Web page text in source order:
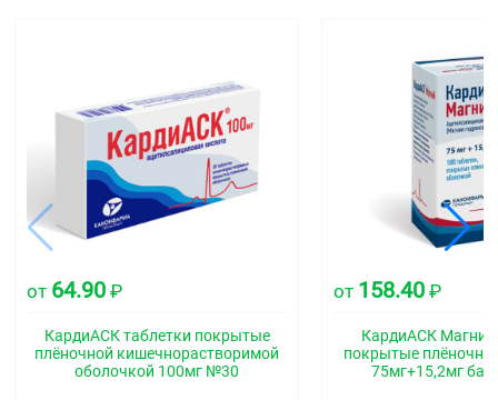
от 64.90 ₽
КардиАСК таблетки покрытые
плёночной кишечнорастворимой
оболочкой 100мг №30
от 158.40 ₽
КардиАСК Магний
покрытые
75мг+15,2мг